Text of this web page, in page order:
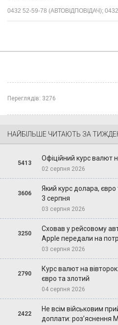
0432 52-59-78 (АВТОВІДПОВІДАЧ);
Переглядів: 3276
НАЙБІЛЬШЕ ЧИТАЮТЬ ЗА
5413
Офіційний курс валют
02 серпня 2026
3606
Який курс долара,
3 серпня
03 серпня 2026
3250
Сховав у рейсовому
Apple передали на
03 серпня 2026
2790
Курс валют на
євро та злотий
04 серпня 2026
2422
Не всім військовим
доплати: роз’яснення